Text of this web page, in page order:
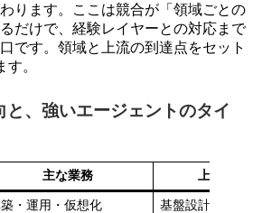
ります。ここは競合が「領域ごとの
だけで、経験レイヤーとの対応まで
です。領域と上流の到達点をセット
。
と、強いエージェントのタイ
主な業務 上流の
・運用・仮想化 基盤設計・大規